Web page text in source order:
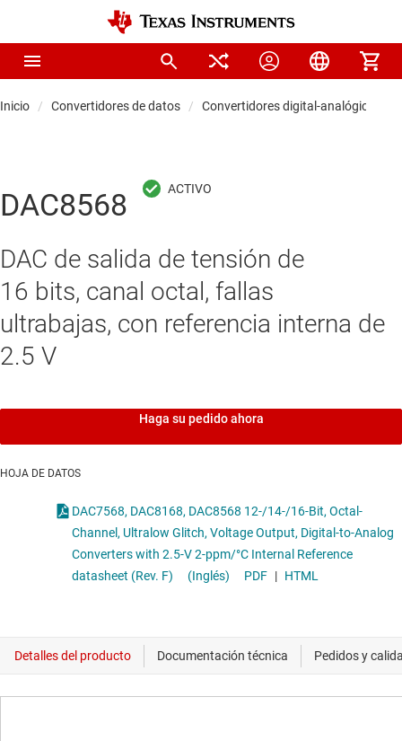
Inicio Convertidores de datos Convertidores digital-analógicos
DAC8568
DAC de salida de tensión de
16 bits, canal octal, fallas
ultrabajas, con referencia interna de
2.5 V
Haga su pedido ahora
HOJA DE DATOS
DAC7568, DAC8168, DAC8568 12-/14-/16-Bit, Octal-
Channel, Ultralow Glitch, Voltage Output, Digital-to-Analog
Converters with 2.5-V 2-ppm/°C Internal Reference
datasheet (Rev. F)
(Inglés) PDF | HTML